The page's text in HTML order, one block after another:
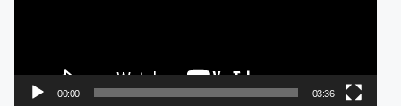
00:00 03:36